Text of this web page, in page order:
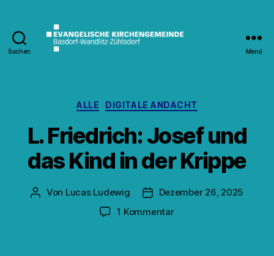
Suchen Menü
Kategorien
ALLE DIGITALE ANDACHT
L. Friedrich: Josef und
das Kind in der Krippe
Beitragsautor
Von Lucas Ludewig Veröffentlichungsdatum
Dezember 26, 2025
1 Kommentarzu